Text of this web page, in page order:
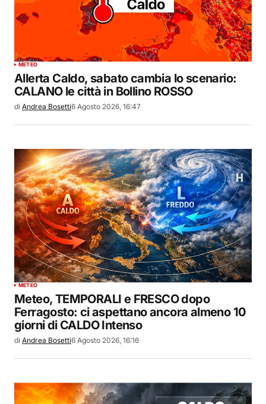
METEO
Allerta Caldo, sabato cambia lo scenario:
CALANO le città in Bollino ROSSO
di Andrea Bosetti6 Agosto 2026, 16:47
METEO
Meteo, TEMPORALI e FRESCO dopo
Ferragosto: ci aspettano ancora almeno 10
giorni di CALDO Intenso
di Andrea Bosetti6 Agosto 2026, 16:16